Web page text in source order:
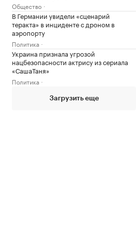
Общество
В Германии увидели «сценарий
теракта» в инциденте с дроном в
аэропорту
Политика
Украина признала угрозой
нацбезопасности актрису из сериала
«СашаТаня»
Политика
Загрузить еще